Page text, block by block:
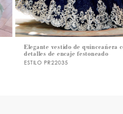
7
Elegante vestido de quinceañera con
detalles de encaje festoneado
ESTILO PR22035